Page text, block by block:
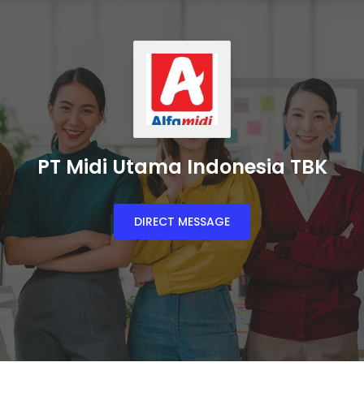
PT Midi Utama Indonesia TBK
DIRECT MESSAGE